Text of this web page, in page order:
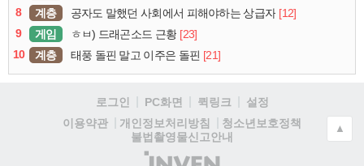
8
계층 공자도 말했던 사회에서 피해야하는 상급자 [12]
9
게임 ㅎㅂ) 드래곤소드 근황 [23]
10
계층 태풍 돌핀 말고 이주은 돌핀 [21]
로그인 PC화면 퀵링크
설정
이용약관
개인정보처리방침
청소년보호정책
불법촬영물신고안내
(주)
▲